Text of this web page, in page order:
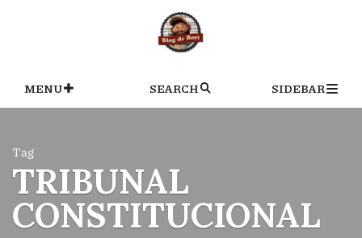
MENU SEARCH SIDEBAR
Tag
TRIBUNAL
CONSTITUCIONAL